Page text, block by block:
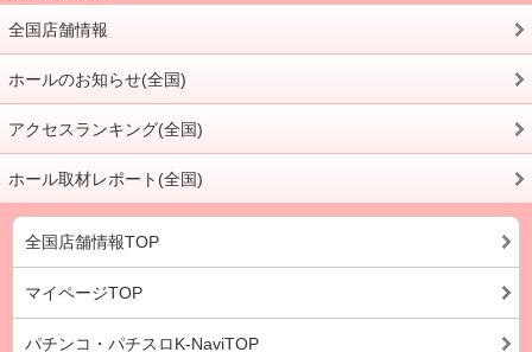
全国店舗情報
ホールのお知らせ(全国)
アクセスランキング(全国)
ホール取材レポート(全国)
全国店舗情報TOP
マイページTOP
パチンコ・パチスロK-NaviTOP